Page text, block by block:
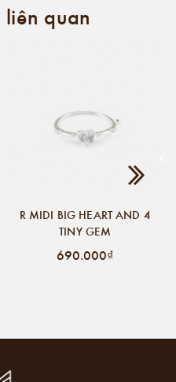
quan
R MIDI BIG HEART AND 4
TINY GEM
690.000₫